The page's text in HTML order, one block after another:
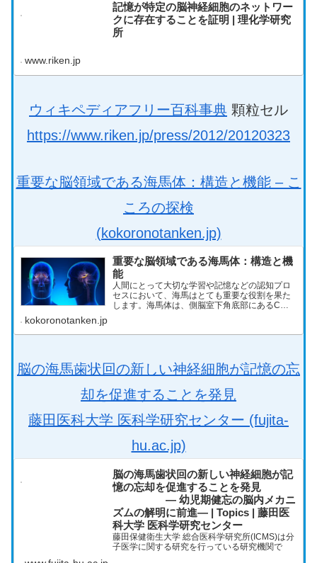
記憶が特定の脳神経細胞のネットワー
クに存在することを証明 | 理化学研究
所
www.riken.jp
ウィキペディアフリー百科事典 顆粒セル
https://www.riken.jp/press/2012/20120323
重要な脳領域である海馬体：構造と機能 – こ
ころの探検
(kokoronotanken.jp)
重要な脳領域である海馬体：構造と機
能
人間にとって大切な学習や記憶などの認知プロ
セスにおいて、海馬はとても重要な役割を果た
します。海馬体は、側脳室下角底部にあるC字
います。海馬体は海馬なの...
kokoronotanken.jp
脳の海馬歯状回の新しい神経細胞が記憶の忘
却を促進することを発見
藤田医科大学 医科学研究センター (fujita-
hu.ac.jp)
脳の海馬歯状回の新しい神経細胞が記
憶の忘却を促進することを発見
— 幼児期健忘の脳内メカニ
ズムの解明に前進— | Topics | 藤田医
科大学 医科学研究センター
藤田保健衛生大学 総合医科学研究所(ICMS)は分
子医学に関する研究を行っている研究機関で